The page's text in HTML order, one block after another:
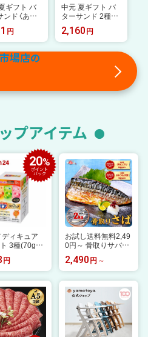
ギフト バ
ンド〈あま
5個入 PR
SA
し無料】【公
個包装
フト お配り
せ プレゼ
円
中元 夏ギフト バ
ターサンド 2種詰
合せ〈チョコレー
ト〉8個入 PRESS
BUTTER SAND
【のし無料】【公式】
ギフト お配り お
取り寄せ プレゼン
ト 高級 手土産
2,160 円
場店の
プアイテム
ィキュア
3種(70g*1
ブ】[入浴
ふろ お風
クス 癒し
]
円
20%
ポイント
バック
お試し送料無料2,49
0円～ 骨取りサバ切
身 1kg 無塩or有塩が
選べる♪骨とり 骨な
し 鯖 さば 冷凍食品
お中元 ギフト 【P】
2,490 円